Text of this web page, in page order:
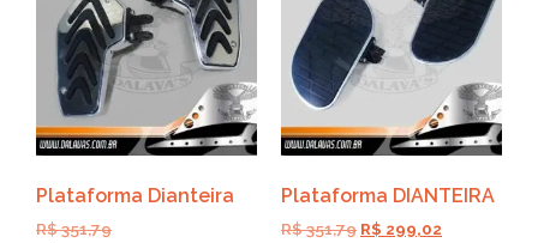
Plataforma Dianteira
R$351,79
Plataforma DIANTEIRA
R$351,79 R$ 299,02